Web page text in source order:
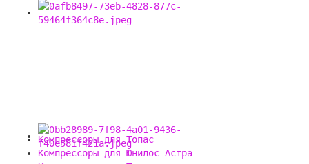
Компрессоры для Топас
Компрессоры для Юнилос Астра